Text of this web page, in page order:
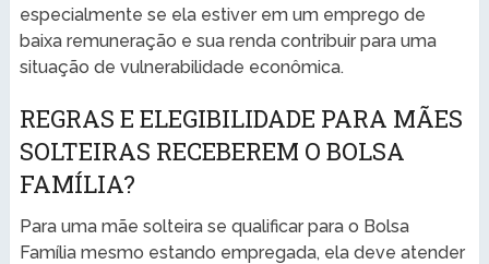
especialmente se ela estiver em um emprego de
baixa remuneração e sua renda contribuir para uma
situação de vulnerabilidade econômica.
REGRAS E ELEGIBILIDADE PARA MÃES
SOLTEIRAS RECEBEREM O BOLSA
FAMÍLIA?
Para uma mãe solteira se qualificar para o Bolsa
Família mesmo estando empregada, ela deve atender